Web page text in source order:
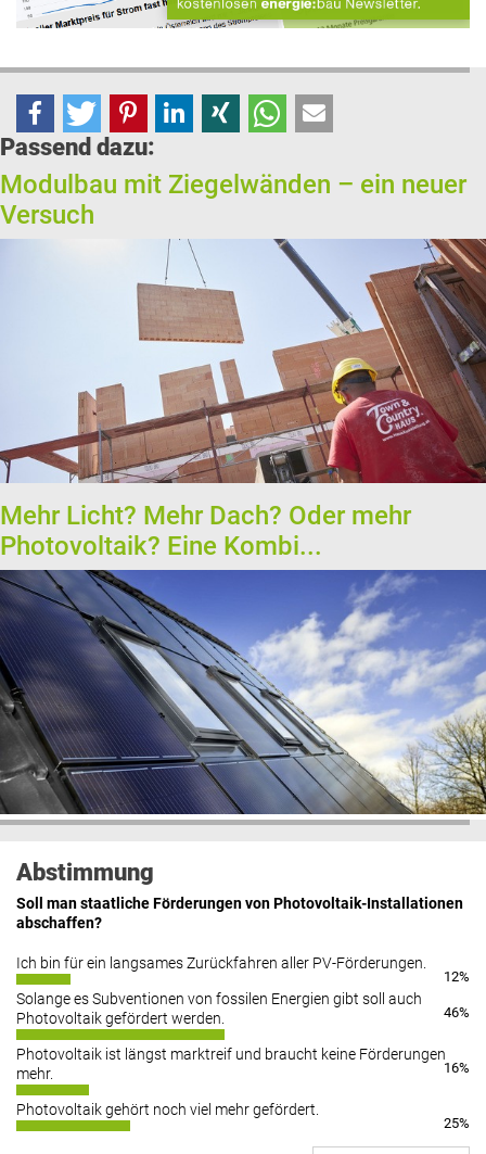
Passend dazu:
Modulbau mit Ziegelwänden – ein neuer
Versuch
Mehr Licht? Mehr Dach? Oder mehr
Photovoltaik? Eine Kombi...
Abstimmung
Soll man staatliche Förderungen von Photovoltaik-Installationen
abschaffen?
Ich bin für ein langsames Zurückfahren aller PV-Förderungen.
12%
Solange es Subventionen von fossilen Energien gibt soll auch
Photovoltaik gefördert werden.
46%
Photovoltaik ist längst marktreif und braucht keine Förderungen
mehr.
16%
Photovoltaik gehört noch viel mehr gefördert.
25%